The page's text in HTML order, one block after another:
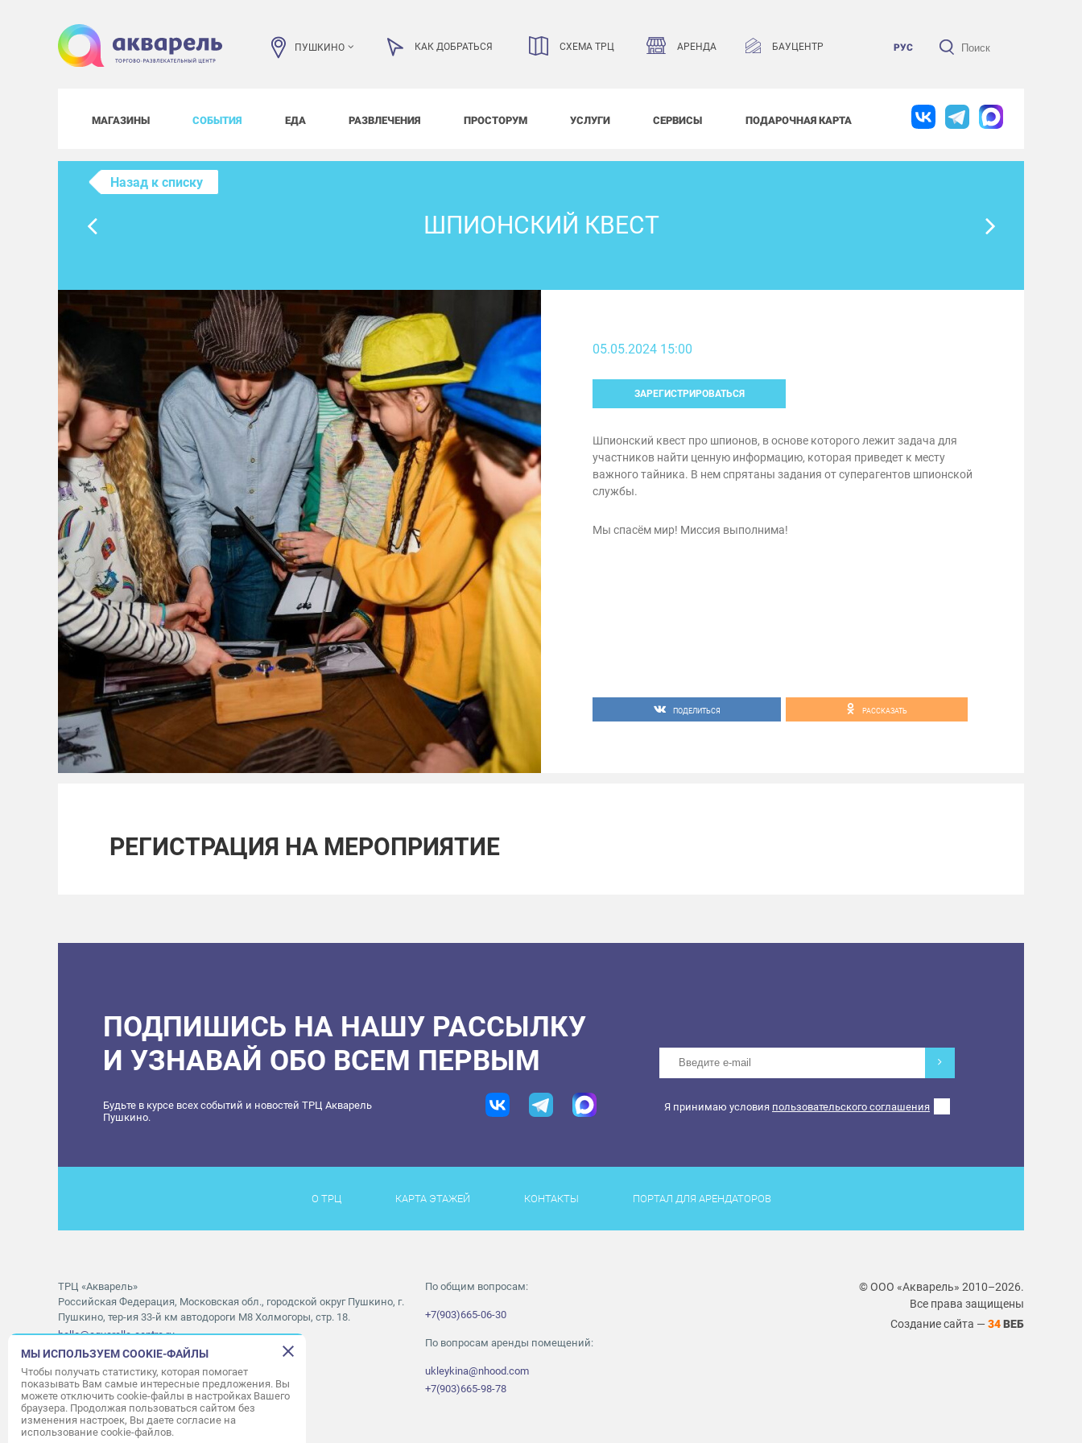
ПУШКИНО КАК ДОБРАТЬСЯ СХЕМА ТРЦ АРЕНДА БАУЦЕНТР РУС
МАГАЗИНЫ СОБЫТИЯ ЕДА РАЗВЛЕЧЕНИЯ ПРОСТОРУМ УСЛУГИ СЕРВИСЫ ПОДАРОЧНАЯ КАРТА
Назад к списку
ШПИОНСКИЙ КВЕСТ
05.05.2024 15:00
ЗАРЕГИСТРИРОВАТЬСЯ
Шпионский квест про шпионов, в основе которого лежит задача для
участников найти ценную информацию, которая приведет к месту
важного тайника. В нем спрятаны задания от суперагентов шпионской
службы.
Мы спасём мир! Миссия выполнима!
ПОДЕЛИТЬСЯ РАССКАЗАТЬ
РЕГИСТРАЦИЯ НА МЕРОПРИЯТИЕ
ПОДПИШИСЬ НА НАШУ РАССЫЛКУ
И УЗНАВАЙ ОБО ВСЕМ ПЕРВЫМ
Будьте в курсе всех событий и новостей ТРЦ Акварель
Пушкино.
Я принимаю условия пользовательского соглашения
О ТРЦ КАРТА ЭТАЖЕЙ КОНТАКТЫ ПОРТАЛ ДЛЯ АРЕНДАТОРОВ
ТРЦ «Акварель»
Российская Федерация, Московская обл., городской округ Пушкино, г.
Пушкино, тер-ия 33-й км автодороги М8 Холмогоры, стр. 18.
hello@aquarelle-centre.ru
Часы работы ТРЦ:с 10:00 до 22:00
Часы работы АШАН:с 07:30 до 23:00
Часы работы Мори Синема:с 10:00 до 01:00
По общим вопросам:
+7(903)665-06-30
По вопросам аренды помещений:
ukleykina@nhood.com
+7(903)665-98-78
© ООО «Акварель» 2010–2026.
Все права защищены
Создание сайта — 34ВЕБ
МЫ ИСПОЛЬЗУЕМ COOKIE-ФАЙЛЫ
Чтобы получать статистику, которая помогает
показывать Вам самые интересные предложения. Вы
можете отключить cookie-файлы в настройках Вашего
браузера. Продолжая пользоваться сайтом без
изменения настроек, Вы даете согласие на
использование cookie-файлов.